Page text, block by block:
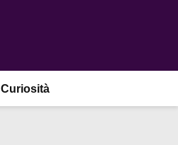
Curiosità